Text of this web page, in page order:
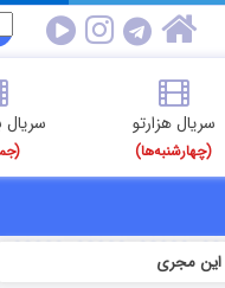
سریال هزارتو
(چهارشنبه‌ها)
این مجری